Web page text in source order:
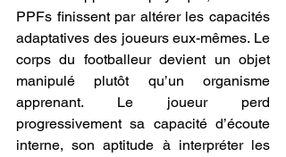
PPFs finissent par altérer les capacités
adaptatives des joueurs eux-mêmes. Le
corps du footballeur devient un objet
manipulé plutôt qu’un organisme
apprenant. Le joueur perd
progressivement sa capacité d’écoute
interne, son aptitude à interpréter les